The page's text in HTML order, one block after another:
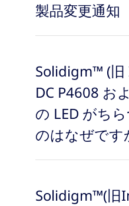
製品変更通知
Solidigm™ (
DC P4608 お
の LED がち
のはなぜです
Solidigm™(旧